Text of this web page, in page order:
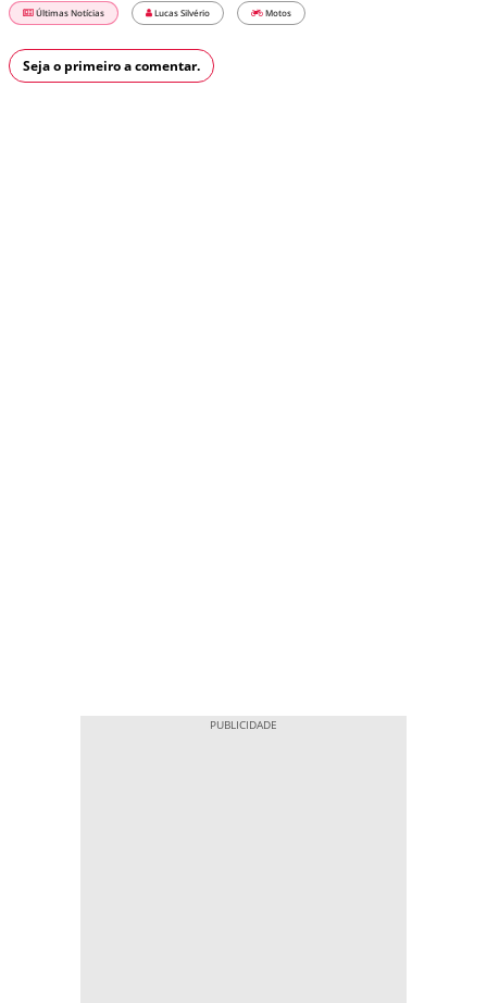
Últimas Notícias Lucas Silvério Motos
Seja o primeiro a comentar.